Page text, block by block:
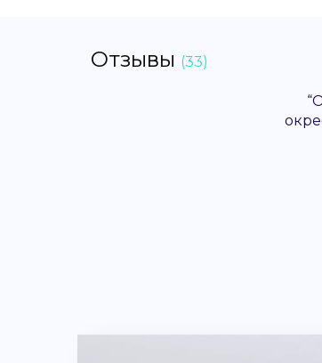
Отзывы (33)